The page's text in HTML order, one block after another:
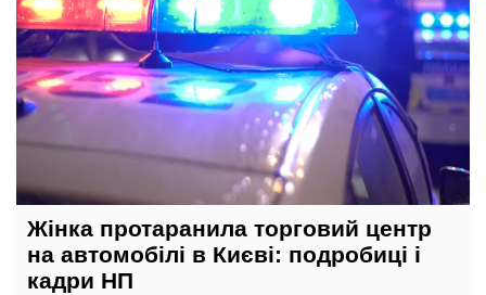
Жінка протаранила торговий центр
на автомобілі в Києві: подробиці і
кадри НП